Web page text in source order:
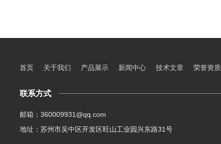
首页 关于我们 产品展示 新闻中心 技术文章 荣誉资质
联系方式
邮箱：360009931@qq.com
地址：苏州市吴中区开发区旺山工业园兴东路31号